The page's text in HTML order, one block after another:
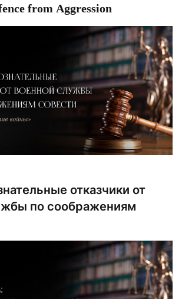
from Aggression
отказчики от
по соображениям